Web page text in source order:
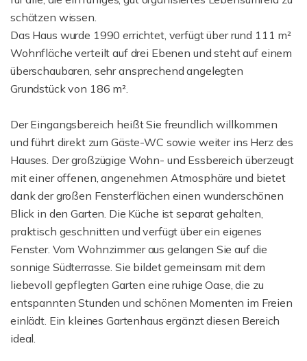
schätzen wissen.
Das Haus wurde 1990 errichtet, verfügt über rund 111 m²
Wohnfläche verteilt auf drei Ebenen und steht auf einem
überschaubaren, sehr ansprechend angelegten
Grundstück von 186 m².
Der Eingangsbereich heißt Sie freundlich willkommen
und führt direkt zum Gäste-WC sowie weiter ins Herz des
Hauses. Der großzügige Wohn- und Essbereich überzeugt
mit einer offenen, angenehmen Atmosphäre und bietet
dank der großen Fensterflächen einen wunderschönen
Blick in den Garten. Die Küche ist separat gehalten,
praktisch geschnitten und verfügt über ein eigenes
Fenster. Vom Wohnzimmer aus gelangen Sie auf die
sonnige Südterrasse. Sie bildet gemeinsam mit dem
liebevoll gepflegten Garten eine ruhige Oase, die zu
entspannten Stunden und schönen Momenten im Freien
einlädt. Ein kleines Gartenhaus ergänzt diesen Bereich
ideal.